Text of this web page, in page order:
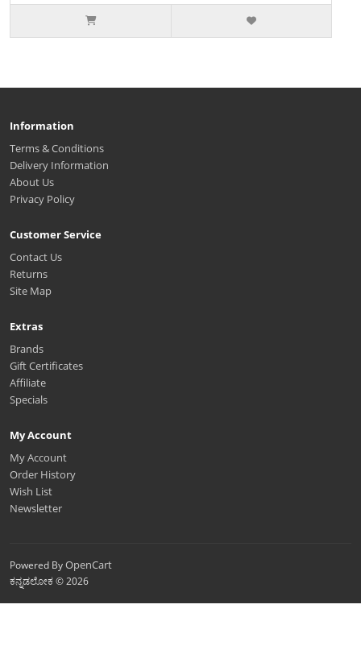
Information
Terms & Conditions
Delivery Information
About Us
Privacy Policy
Customer Service
Contact Us
Returns
Site Map
Extras
Brands
Gift Certificates
Affiliate
Specials
My Account
My Account
Order History
Wish List
Newsletter
Powered ByOpenCart
ಕನ್ನಡಲೋಕ © 2026